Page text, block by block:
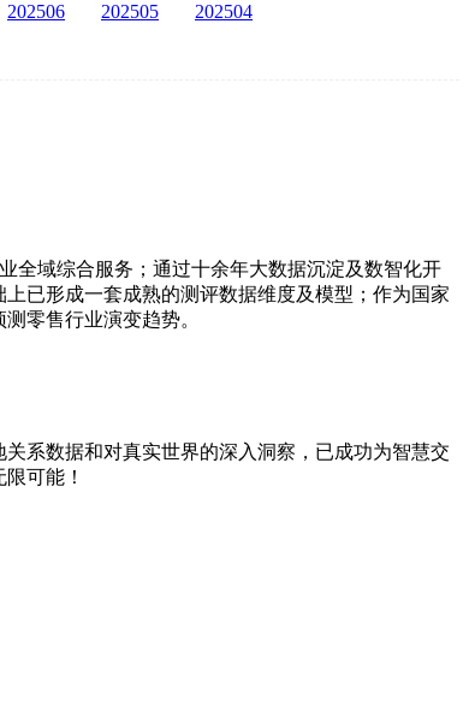
202506 202505 202504
全域综合服务；通过十余年大数据沉淀及数智化开
已形成一套成熟的测评数据维度及模型；作为国家
零售行业演变趋势。
系数据和对真实世界的深入洞察，已成功为智慧交
可能！